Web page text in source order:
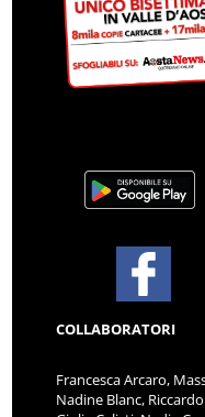
COLLABORATORI
Francesca Arcaro,
Nadine Blanc,